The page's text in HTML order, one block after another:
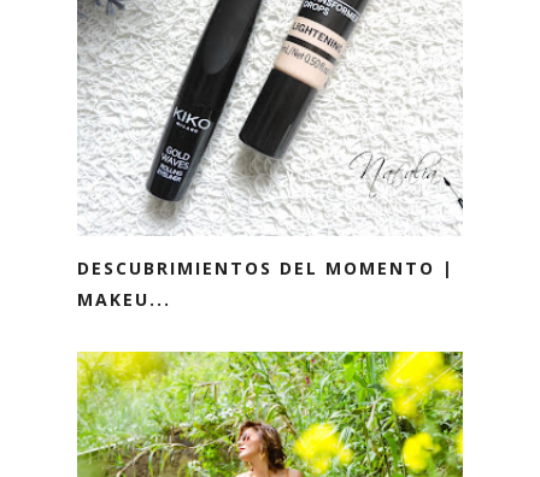
DESCUBRIMIENTOS DEL MOMENTO |
MAKEU...